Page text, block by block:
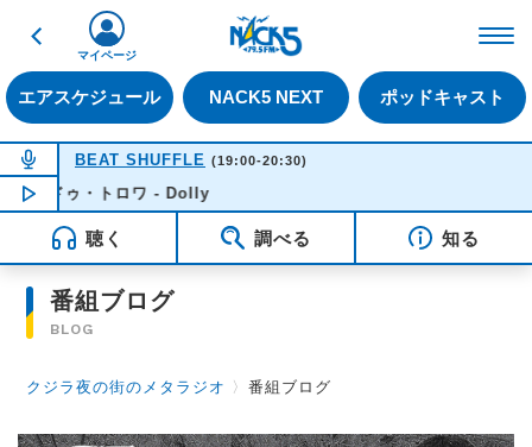
戻る
エアスケジュール NACK5 NEXT ポッドキャスト
マイページ
NOW ON AIR
BEAT SHUFFLE (19:00-20:30)
NOW PLAYING20:10
・ドゥ・トロワ - Dolly
聴く 調べる 知る
番組ブログ
BLOG
クジラ夜の街のメタラジオ 〉番組ブログ